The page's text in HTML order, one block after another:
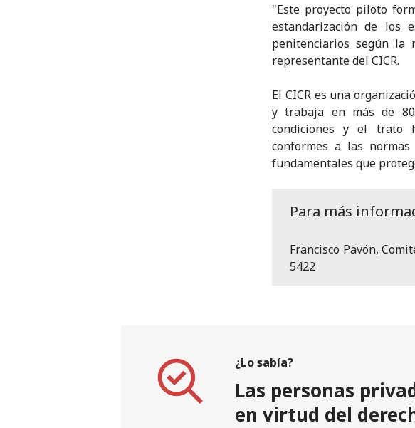
"Este proyecto piloto
estandarización de los
penitenciarios según la
representante del CICR.
El CICR es una
y trabaja en más de
condiciones y el trato
conformes a las
fundamentales que
Para más
Francisco Pavón,
5422
¿Lo sabía?
Las personas
en virtud del